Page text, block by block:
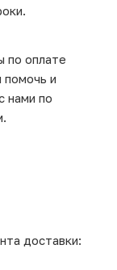
по оплате
помочь и
нами по
доставки: